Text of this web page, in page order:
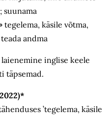
suunama
tegelema, käsile võtma,
andma
inglise keele
täpsemad.
’tegelema, käsile